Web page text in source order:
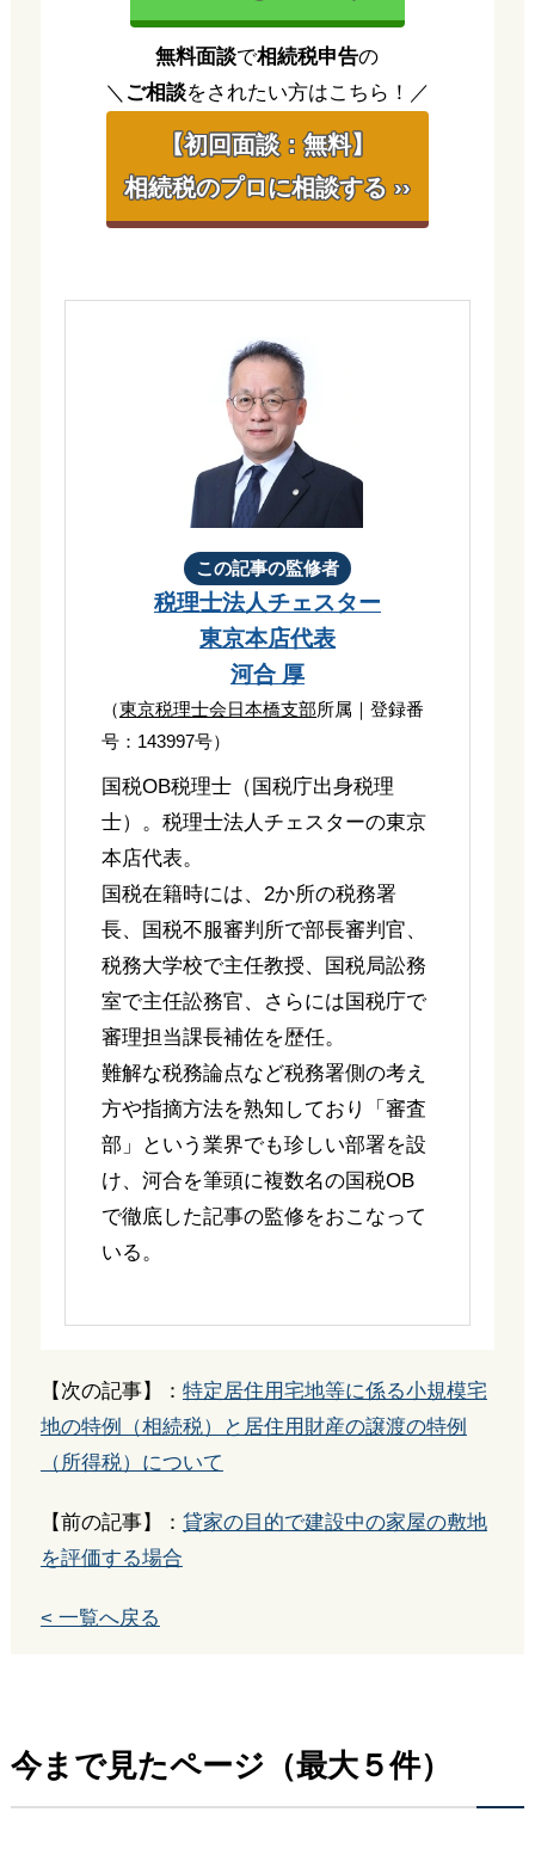
無料面談で相続税申告の
＼ ご相談をされたい方はこちら！／
【初回面談：無料】
相続税のプロに相談する ››
この記事の監修者
税理士法人チェスター
東京本店代表
河合 厚
（東京税理士会日本橋支部所属｜登録番
号：143997号）
国税OB税理士（国税庁出身税理
士）。税理士法人チェスターの東京
本店代表。
国税在籍時には、2か所の税務署
長、国税不服審判所で部長審判官、
税務大学校で主任教授、国税局訟務
室で主任訟務官、さらには国税庁で
審理担当課長補佐を歴任。
難解な税務論点など税務署側の考え
方や指摘方法を熟知しており「審査
部」という業界でも珍しい部署を設
け、河合を筆頭に複数名の国税OB
で徹底した記事の監修をおこなって
いる。
【次の記事】： 特定居住用宅地等に係る小規模宅
地の特例（相続税）と居住用財産の譲渡の特例
（所得税）について
【前の記事】： 貸家の目的で建設中の家屋の敷地
を評価する場合
< 一覧へ戻る
今まで見たページ（最大５件）